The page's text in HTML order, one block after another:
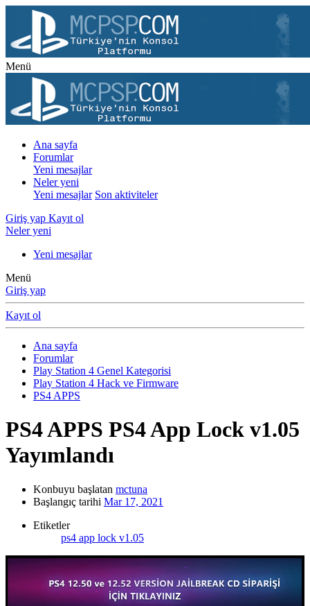
Menü
Ana sayfa
Forumlar
Yeni mesajlar
Neler yeni
Yeni mesajlar Son aktiviteler
Giriş yap Kayıt ol
Neler yeni
Yeni mesajlar
Menü
Giriş yap
Kayıt ol
Ana sayfa
Forumlar
Play Station 4 Genel Kategorisi
Play Station 4 Hack ve Firmware
PS4 APPS
PS4 APPS PS4 App Lock v1.05
Yayımlandı
Konbuyu başlatan mctuna
Başlangıç tarihi Mar 17, 2021
Etiketler
ps4 app lock v1.05